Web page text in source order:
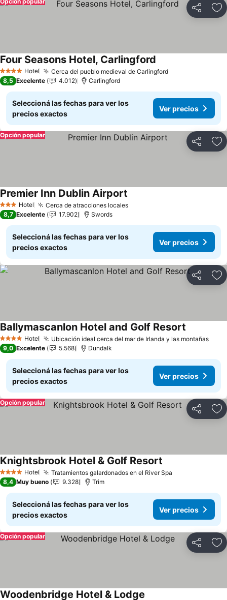
Compartir
4 EstrellasHotel Cerca del pueblo medieval de CarlingfordVer precios
Four Seasons Hotel, Carlingford
8,5 Excelente 4.012 Carlingford
Seleccioná las fechas para ver los
precios exactos
Ver precios
Compartir
Opción popular
3 Estrellas
Hotel Cerca de atracciones localesVer precios
Premier Inn Dublin Airport
8,7 Excelente 17.902 Swords
Seleccioná las fechas para ver los
precios exactos
Ver precios
Compartir
4 EstrellasHotel Ubicación ideal cerca del mar de Irlanda y las montañasVer
Ballymascanlon Hotel and Golf Resort
9,0 Excelente 5.568 Dundalk
Seleccioná las fechas para ver los
precios exactos
Ver precios
Compartir
Opción popular
4 EstrellasHotel Tratamientos galardonados en el River Spa
Knightsbrook Hotel & Golf Resort
8,4 Muy bueno 9.328 Trim
Seleccioná las fechas para ver los
precios exactos
Ver precios
Compartir
Opción popular
Woodenbridge Hotel & Lodge